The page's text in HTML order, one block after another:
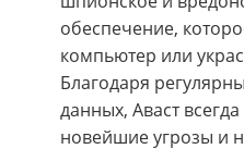
обеспечение,
компьютер или
Благодаря
данных, Аваст
новейшие угрозы и